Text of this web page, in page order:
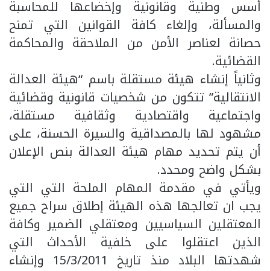
أسس وطنية وقانونية وإخضاعها للمحاسبة
والمسألة، وإلغاء كافة القوانين التي تمنح
حصانة لعناصر الأمن من الملاحقة والمحاكمة
القضائية.
وثانياً إنشاء هيئة مستقلة باسم “هيئة العدالة
الانتقالية” تتكون من شخصيات قانونية وقضائية
واجتماعية واقتصادية وثقافية مستقلة،
مشهود لها بالمصداقية والسيرة الحسنة، على
أن يتم تحديد مهام هيئة العدالة بنص الإعلان
بشكل واضح ومحدد.
ويأتي في مقدمة المهام الملحة التي التي
يجب ان تعالجها هذه الهيئة إطلاق سراح جميع
المعتقلين السياسيين ومعتقلي الضمير وكافة
الذين اعتقلوا على خلفية الأحداث التي
شهدتها البلاد منذ تاريخ 15/3/2011 وإنشاء